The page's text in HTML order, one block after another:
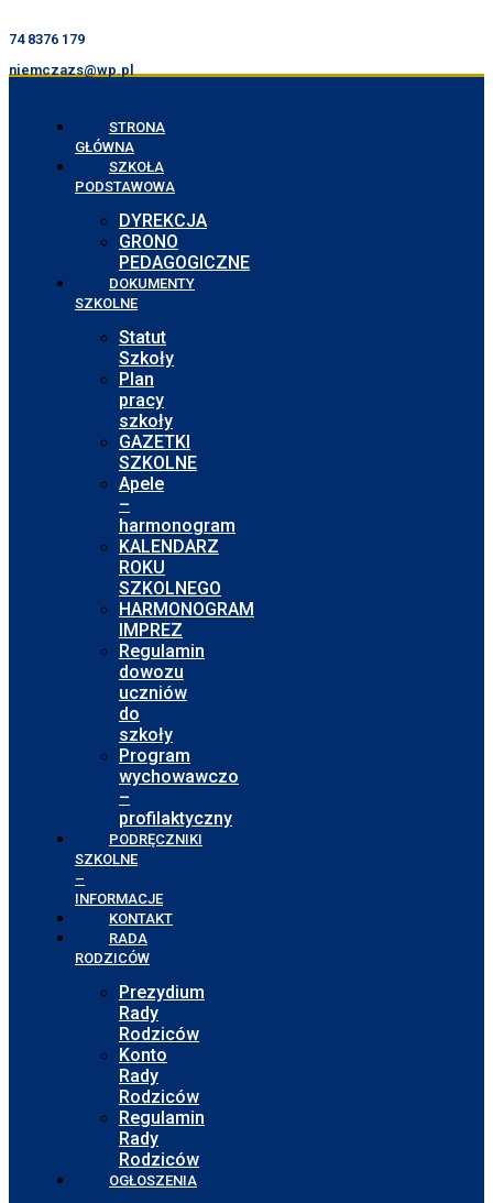
74 8376 179
niemczazs@wp.pl
STRONA
GŁÓWNA
SZKOŁA
PODSTAWOWA
DYREKCJA
GRONO
PEDAGOGICZNE
DOKUMENTY
SZKOLNE
Statut
Szkoły
Plan
pracy
szkoły
GAZETKI
SZKOLNE
Apele
–
harmonogram
KALENDARZ
ROKU
SZKOLNEGO
HARMONOGRAM
IMPREZ
Regulamin
dowozu
uczniów
do
szkoły
Program
wychowawczo
–
profilaktyczny
PODRĘCZNIKI
SZKOLNE
–
INFORMACJE
KONTAKT
RADA
RODZICÓW
Prezydium
Rady
Rodziców
Konto
Rady
Rodziców
Regulamin
Rady
Rodziców
OGŁOSZENIA